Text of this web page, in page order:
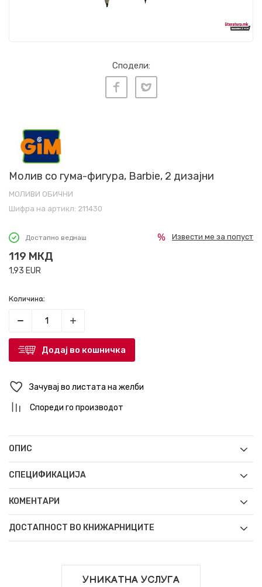
Сподели:
Молив со гума-фигура, Barbie, 2 дизајни
МОЛИВИ ОБИЧНИ
Шифра на артикл: 211430
Достапно веднаш
119 МКД
1,93 EUR
Извести ме за попуст
Количина:
Додај во кошничка
Зачувај во листата на желби
Спореди го производот
ОПИС
СПЕЦИФИКАЦИЈА
КОМЕНТАРИ
ДОСТАПНОСТ ВО КНИЖАРНИЦИТЕ
УНИКАТНА УСЛУГА